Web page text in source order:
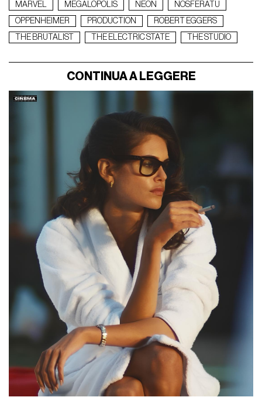
MARVEL
MEGALOPOLIS NEON
NOSFERATU
OPPENHEIMER
PRODUCTION
ROBERT EGGERS
THE BRUTALIST
THE ELECTRIC STATE THE STUDIO
CONTINUA A LEGGERE